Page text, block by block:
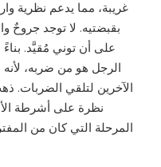
غريبة، مما يدعم نظرية
بقبضتيه. لا توجد جروحٌ
على أن توني مُقيَّد.
الرجل هو من ضربه،
الآخرين لتلقي الضربات.
نظرة على أشرطة
المرحلة التي كان من